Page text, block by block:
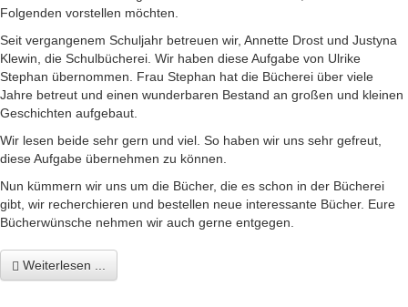
Folgenden vorstellen möchten.
Seit vergangenem Schuljahr betreuen wir, Annette Drost und Justyna
Klewin, die Schulbücherei. Wir haben diese Aufgabe von Ulrike
Stephan übernommen. Frau Stephan hat die Bücherei über viele
Jahre betreut und einen wunderbaren Bestand an großen und kleinen
Geschichten aufgebaut.
Wir lesen beide sehr gern und viel. So haben wir uns sehr gefreut,
diese Aufgabe übernehmen zu können.
Nun kümmern wir uns um die Bücher, die es schon in der Bücherei
gibt, wir recherchieren und bestellen neue interessante Bücher. Eure
Bücherwünsche nehmen wir auch gerne entgegen.
Weiterlesen ...